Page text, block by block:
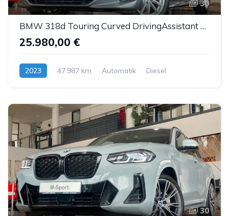
30
BMW 318d Touring Curved DrivingAssistant Sthzg LED
25.980,00 €
2023 47.987 km Automatik Diesel
30